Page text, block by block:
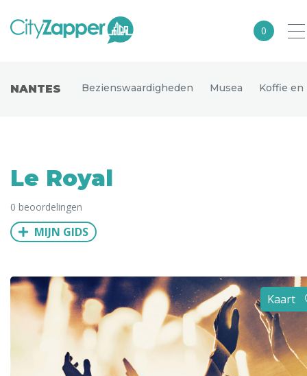
0
Europa
Noord-Amerika
Azië
Uitgelichte bestemmingen
Alle steden
NANTES Bezienswaardigheden Musea Koffie en
Le Royal
0 beoordelingen
MIJN GIDS
Kaart